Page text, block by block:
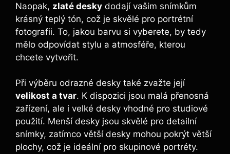
Naopak, zlaté ⁢desky dodají‍ vašim snímkům
krásný teplý‍ tón, což je skvělé ‌pro portrétní
fotografii. To, jakou barvu‌ si vyberete, by tedy
mělo odpovídat ⁤stylu a atmosféře, kterou
chcete‍ vytvořit.
Při výběru odrazné desky​ také zvažte její
velikost ​a tvar. K dispozici jsou malá přenosná
zařízení, ale i velké desky vhodné pro studiové
‍použití. Menší desky jsou skvělé⁢ pro⁢ detailní⁤
snímky, zatímco větší desky​ mohou pokrýt větší
plochy,‌ což je ideální pro⁤ skupinové portréty.